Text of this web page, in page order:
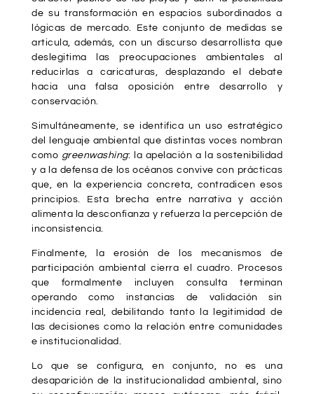
de su transformación en espacios subordinados a
lógicas de mercado. Este conjunto de medidas se
articula, además, con un discurso desarrollista que
deslegitima las preocupaciones ambientales al
reducirlas a caricaturas, desplazando el debate
hacia una falsa oposición entre desarrollo y
conservación.
Simultáneamente, se identifica un uso estratégico
del lenguaje ambiental que distintas voces nombran
como greenwashing: la apelación a la sostenibilidad
y a la defensa de los océanos convive con prácticas
que, en la experiencia concreta, contradicen esos
principios. Esta brecha entre narrativa y acción
alimenta la desconfianza y refuerza la percepción de
inconsistencia.
Finalmente, la erosión de los mecanismos de
participación ambiental cierra el cuadro. Procesos
que formalmente incluyen consulta terminan
operando como instancias de validación sin
incidencia real, debilitando tanto la legitimidad de
las decisiones como la relación entre comunidades
e institucionalidad.
Lo que se configura, en conjunto, no es una
desaparición de la institucionalidad ambiental, sino